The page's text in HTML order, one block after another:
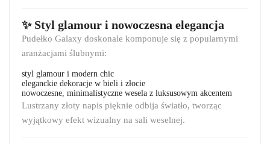
✨ Styl glamour i nowoczesna elegancja
Pudełko Galaxy doskonale komponuje się z popularnymi
aranżacjami ślubnymi:
styl glamour i modern chic
eleganckie dekoracje w bieli i złocie
nowoczesne, minimalistyczne wesela z luksusowym akcentem
Lustrzany złoty napis pięknie odbija światło, tworząc
wyjątkowy efekt wizualny na sali weselnej.